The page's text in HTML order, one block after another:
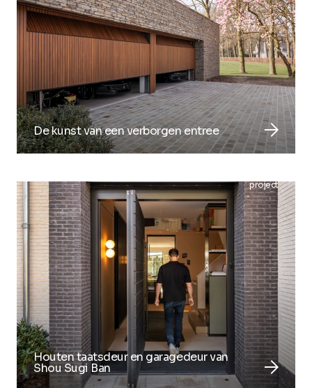
De kunst van een verborgen entree arrow_forward
project
Houten taatsdeur en garagedeur van
Shou Sugi Ban arrow_forward